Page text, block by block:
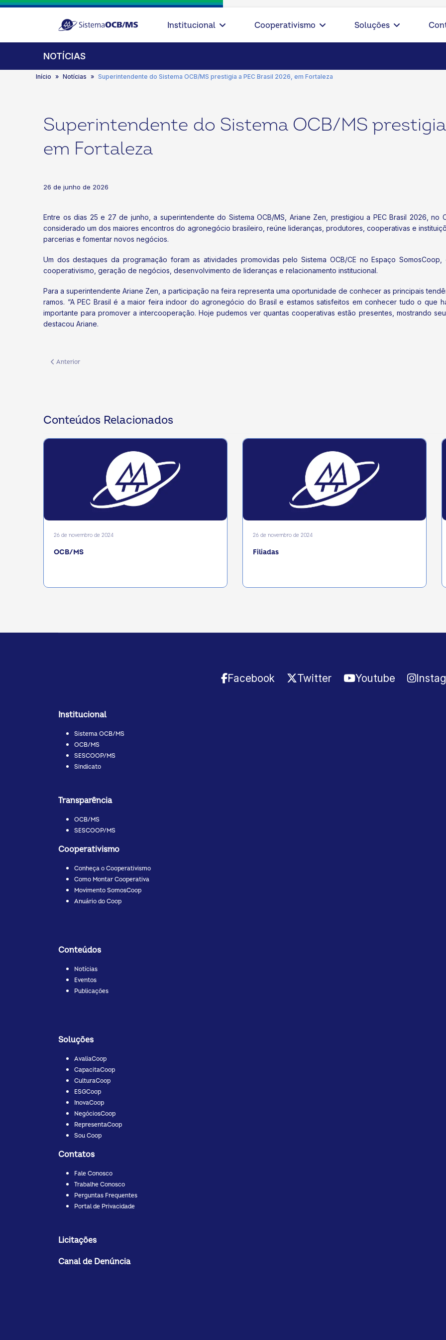
Institucional Cooperativismo Soluções
NOTÍCIAS
Início Notícias Superintendente do Sistema OCB/MS prestigia a PEC Brasil 2026, em Fortaleza
Superintendente do Sistema OCB/MS
em Fortaleza
26 de junho de 2026
Entre os dias 25 e 27 de junho, a superintendente do Sistema OCB/MS, Ariane Zen, prestigiou a PEC Brasil 2026,
considerado um dos maiores encontros do agronegócio brasileiro, reúne lideranças, produtores, cooperativas e
parcerias e fomentar novos negócios.
Um dos destaques da programação foram as atividades promovidas pelo Sistema OCB/CE no Espaço
cooperativismo, geração de negócios, desenvolvimento de lideranças e relacionamento institucional.
Para a superintendente Ariane Zen, a participação na feira representa uma oportunidade de conhecer as principais
ramos. “A PEC Brasil é a maior feira indoor do agronegócio do Brasil e estamos satisfeitos em conhecer tudo o que
importante para promover a intercooperação. Hoje pudemos ver quantas cooperativas estão presentes, mostrando
destacou Ariane.
Artigo anterior: Sistema OCB/MS e UFMS firmam parceria e inauguram Espaço Coop para fortalecer o cooperativismo na universidade
Anterior
Conteúdos Relacionados
26 de novembro de 2024
OCB/MS
26 de novembro de 2024
Filiadas
Facebook Twitter Youtube
Institucional
Sistema OCB/MS
OCB/MS
SESCOOP/MS
Sindicato
Transparência
OCB/MS
SESCOOP/MS
Cooperativismo
Conheça o Cooperativismo
Como Montar Cooperativa
Movimento SomosCoop
Anuário do Coop
Conteúdos
Notícias
Eventos
Publicações
Soluções
AvaliaCoop
CapacitaCoop
CulturaCoop
ESGCoop
InovaCoop
NegóciosCoop
RepresentaCoop
Sou Coop
Contatos
Fale Conosco
Trabalhe Conosco
Perguntas Frequentes
Portal de Privacidade
Licitações
Canal de Denúncia